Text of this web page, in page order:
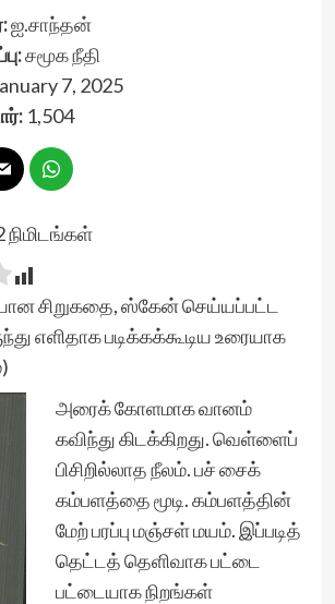
ஐ.சாந்தன்
சமூக நீதி
7, 2025
1,504
நிமிடங்கள்
சிறுகதை, ஸ்கேன் செய்யப்பட்ட
எளிதாக படிக்கக்கூடிய உரையாக
அரைக் கோளமாக வானம்
கவிந்து கிடக்கிறது. வெள்ளைப்
பிசிறில்லாத நீலம். பச் சைக்
கம்பளத்தை மூடி. கம்பளத்தின்
மேற் பரப்பு மஞ்சள் மயம். இப்படித்
தெட்டத் தெளிவாக பட்டை
பட்டையாக நிறங்கள்